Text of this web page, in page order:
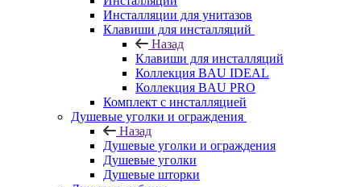
Инсталляции для унитазов
Клавиши для инсталляций
Назад
Клавиши для инсталляций
Коллекция BAU IDEAL
Коллекция BAU PRO
Комплект с инсталляцией
Душевые уголки и ограждения
Назад
Душевые уголки и ограждения
Душевые уголки
Душевые шторки